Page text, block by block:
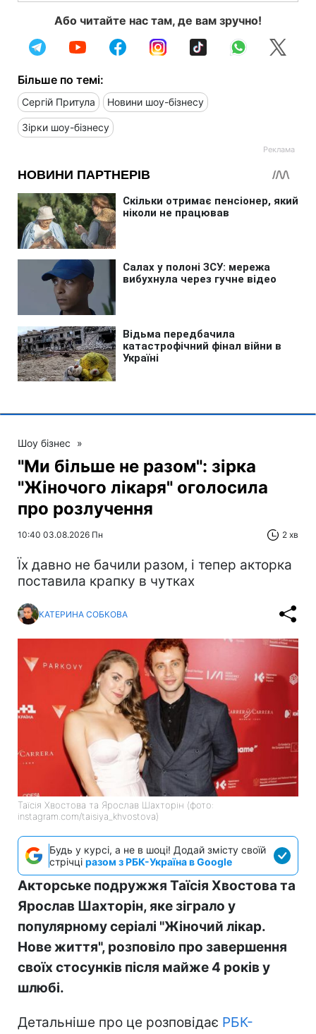
Або читайте нас там, де вам зручно!
Більше по темі:
Сергій Притула Новини шоу-бізнесу
Зірки шоу-бізнесу
Шоу бізнес »
"Ми більше не разом": зірка
"Жіночого лікаря" оголосила
про розлучення
10:40 03.08.2026 Пн 2 хв
Їх давно не бачили разом, і тепер акторка
поставила крапку в чутках
КАТЕРИНА СОБКОВА
Таїсія Хвостова та Ярослав Шахторін (фото:
instagram.com/taisiya_khvostova)
Будь у курсі, а не в шоці! Додай змісту своїй
стрічці разом з РБК-Україна в Google
Акторське подружжя Таїсія Хвостова та
Ярослав Шахторін, яке зіграло у
популярному серіалі "Жіночий лікар.
Нове життя", розповіло про завершення
своїх стосунків після майже 4 років у
шлюбі.
Детальніше про це розповідає РБК-